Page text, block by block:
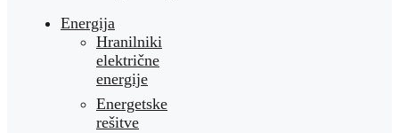
Energija
Hranilniki
električne
energije
Energetske
rešitve